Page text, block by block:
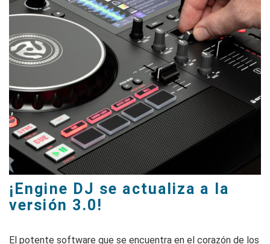
¡Engine DJ se actualiza a la
versión 3.0!
El potente software que se encuentra en el corazón de los